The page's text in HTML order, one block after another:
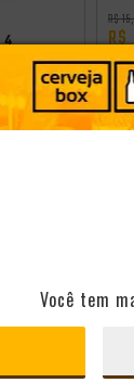
4
R$
R$
Você tem